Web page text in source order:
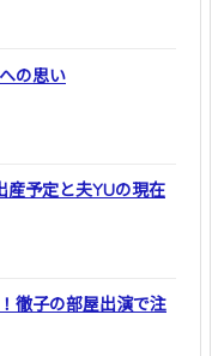
の思い
産予定と夫YUの現在
徹子の部屋出演で注